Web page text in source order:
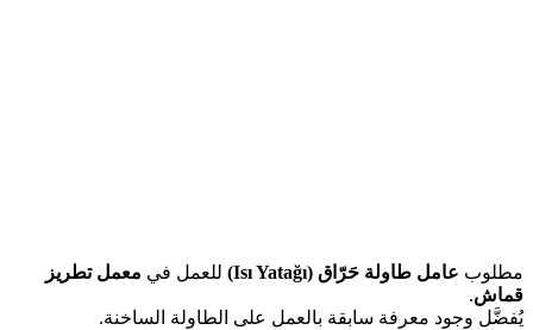
مطلوب عامل طاولة حَرّاق (Isı Yatağı) للعمل في معمل تطريز
قماش.
يُفضَّل وجود معرفة سابقة بالعمل على الطاولة الساخنة.